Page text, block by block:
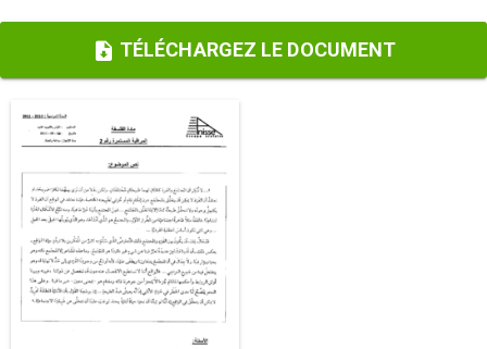
TÉLÉCHARGEZ LE DOCUMENT